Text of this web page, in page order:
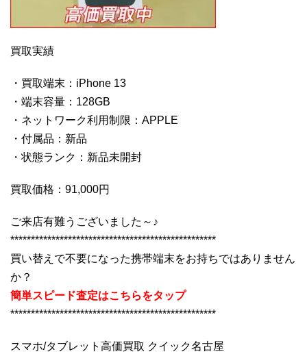
買取実績
・買取端末：iPhone 13
・端末容量：128GB
・ネットワーク利用制限：APPLE
・付属品：新品
・状態ランク：新品未開封
買取価格：91,000円
ご来店有難うございました～♪
**************************************************
買い替えで不要になった携帯端末をお持ちではありません
か？
簡単スピード査定はこちらをタップ
**************************************************
スマホ/タブレット高価買取 クイック名古屋